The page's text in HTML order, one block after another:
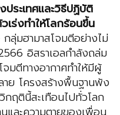
ประเทศและวิธีปฏิบัติ
ร่งทำให้โลกร้อนขึ้น
กลุ่มฮามาสโจมตีอย่างไม่
อิสราเอลกำลังถล่ม
มตีทางอากาศทำให้มีผู้
ย โครงสร้างพื้นฐานพัง
ฤตินี้สะเทือนไปทั่วโลก